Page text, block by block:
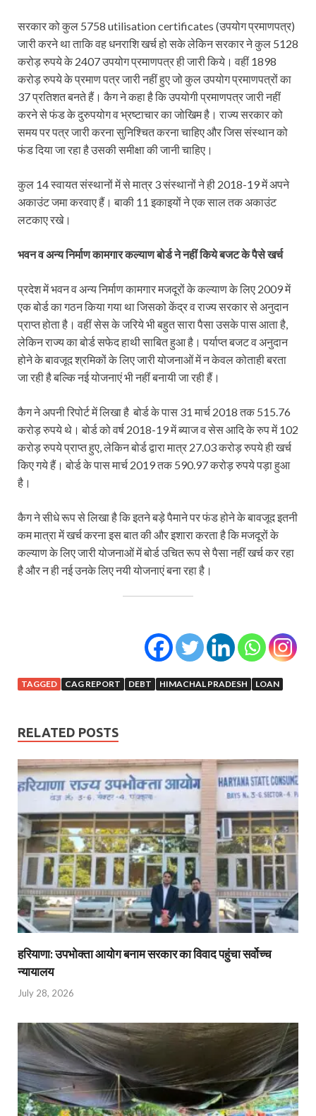
सरकार को कुल 5758 utilisation certificates (उपयोग प्रमाणपत्र)
जारी करने था ताकि वह धनराशि खर्च हो सके लेकिन सरकार ने कुल 5128
करोड़ रुपये के 2407 उपयोग प्रमाणपत्र ही जारी किये। वहीं 1898
करोड़ रुपये के प्रमाण पत्र जारी नहीं हुए जो कुल उपयोग प्रमाणपत्रों का
37 प्रतिशत बनते हैं। कैग ने कहा है कि उपयोगी प्रमाणपत्र जारी नहीं
करने से फंड के दुरुपयोग व भ्रष्टाचार का जोखिम है। राज्य सरकार को
समय पर पत्र जारी करना सुनिश्चित करना चाहिए और जिस संस्थान को
फंड दिया जा रहा है उसकी समीक्षा की जानी चाहिए।
कुल 14 स्वायत संस्थानों में से मात्र 3 संस्थानों ने ही 2018-19 में अपने
अकाउंट जमा करवाए हैं। बाकी 11 इकाइयों ने एक साल तक अकाउंट
लटकाए रखे।
भवन व अन्य निर्माण कामगार कल्याण बोर्ड ने नहीं किये बजट के पैसे खर्च
प्रदेश में भवन व अन्य निर्माण कामगार मजदूरों के कल्याण के लिए 2009 में
एक बोर्ड का गठन किया गया था जिसको केंद्र व राज्य सरकार से अनुदान
प्राप्त होता है। वहीं सेस के जरिये भी बहुत सारा पैसा उसके पास आता है,
लेकिन राज्य का बोर्ड सफेद हाथी साबित हुआ है। पर्याप्त बजट व अनुदान
होने के बावजूद श्रमिकों के लिए जारी योजनाओं में न केवल कोताही बरता
जा रही है बल्कि नई योजनाएं भी नहीं बनायी जा रही हैं।
कैग ने अपनी रिपोर्ट में लिखा है बोर्ड के पास 31 मार्च 2018 तक 515.76
करोड़ रुपये थे। बोर्ड को वर्ष 2018-19 में ब्याज व सेस आदि के रुप में 102
करोड़ रुपये प्राप्त हुए, लेकिन बोर्ड द्वारा मात्र 27.03 करोड़ रुपये ही खर्च
किए गये हैं। बोर्ड के पास मार्च 2019 तक 590.97 करोड़ रुपये पड़ा हुआ
है।
कैग ने सीधे रूप से लिखा है कि इतने बड़े पैमाने पर फंड होने के बावजूद इतनी
कम मात्रा में खर्च करना इस बात की और इशारा करता है कि मजदूरों के
कल्याण के लिए जारी योजनाओं में बोर्ड उचित रूप से पैसा नहीं खर्च कर रहा
है और न ही नई उनके लिए नयी योजनाएं बना रहा है।
TAGGED CAG REPORT DEBT HIMACHAL PRADESH LOAN
RELATED POSTS
हरियाणा: उपभोक्ता आयोग बनाम सरकार का विवाद पहुंचा सर्वोच्च
न्यायालय
July 28, 2026